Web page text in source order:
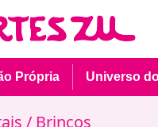
Própria Universo
/ Brincos